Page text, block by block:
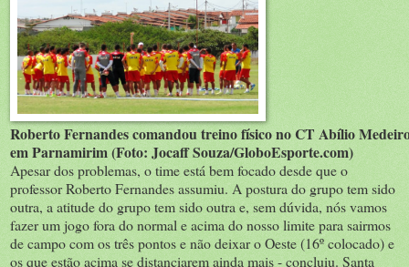
Roberto Fernandes comandou treino físico no CT Abílio
em Parnamirim (Foto: Jocaff Souza/GloboEsporte.com)
Apesar dos problemas, o time está bem focado desde que o
professor Roberto Fernandes assumiu. A postura do grupo tem sido
outra, a atitude do grupo tem sido outra e, sem dúvida, nós vamos
fazer um jogo fora do normal e acima do nosso limite para sairmos
de campo com os três pontos e não deixar o Oeste (16º colocado) e
os que estão acima se distanciarem ainda mais - concluiu. Santa